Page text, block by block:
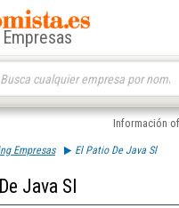
Información
Empresas El Patio De Java Sl
Java Sl